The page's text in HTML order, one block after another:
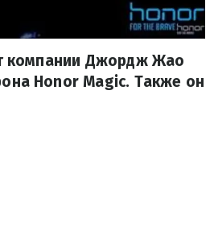
компании Джордж Жао
Honor Magic. Также он